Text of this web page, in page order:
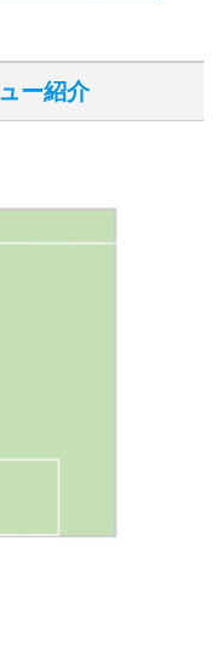
ー紹介